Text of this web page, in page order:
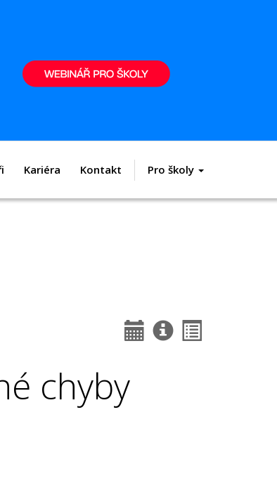
Kariéra Kontakt Pro školy
chyby